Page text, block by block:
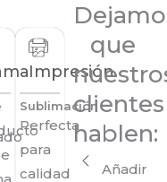
Impresión
Sublimación
Perfecta
para
calidad
que
clientes
hablen:
Añadir